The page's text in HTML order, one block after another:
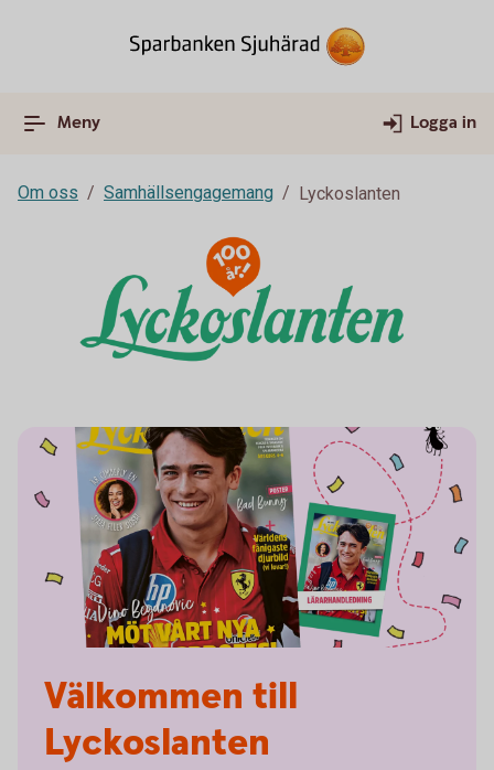
Meny Logga in
Om oss Samhällsengagemang Lyckoslanten
Välkommen till
Lyckoslanten